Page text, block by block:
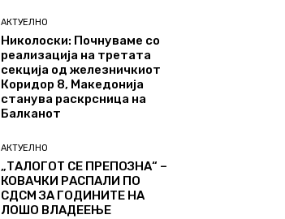
АКТУЕЛНО
Николоски: Почнуваме со
реализација на третата
секција од железничкиот
Коридор 8, Македонија
станува раскрсница на
Балканот
АКТУЕЛНО
„ТАЛОГОТ СЕ ПРЕПОЗНА“ –
КОВАЧКИ РАСПАЛИ ПО
СДСМ ЗА ГОДИНИТЕ НА
ЛОШО ВЛАДЕЕЊЕ